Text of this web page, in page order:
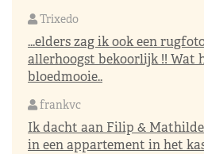
Trixedo
...elders zag ik ook een
allerhoogst bekoorlijk !! Wat
bloedmooie..
frankvc
Ik dacht aan Filip &
in een appartement in het